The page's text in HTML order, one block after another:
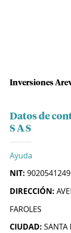
Inversiones
Datos de
S A S
Ayuda
NIT: 9020541249
DIRECCIÓN:
FAROLES
CIUDAD: SANTA